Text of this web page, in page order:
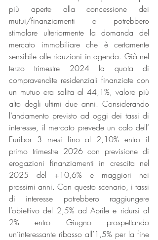
più aperte alla concessione dei
mutui/finanziamenti e potrebbero
stimolare ulteriormente la domanda del
mercato immobiliare che è certamente
sensibile alle riduzioni in agenda. Già nel
terzo trimestre 2024 la quota di
compravendite residenziali finanziate con
un mutuo era salita al 44,1%, valore più
alto degli ultimi due anni. Considerando
l’andamento previsto ad oggi dei tassi di
interesse, il mercato prevede un calo dell’
Euribor 3 mesi fino al 2,10% entro il
primo trimestre 2026 con previsione di
erogazioni finanziamenti in crescita nel
2025 del +10,6% e maggiori nei
prossimi anni. Con questo scenario, i tassi
di interesse potrebbero raggiungere
l’obiettivo del 2,5% ad Aprile e ridursi al
2% entro Giugno prospettando
un’interessante ribasso all’1,5% per la fine